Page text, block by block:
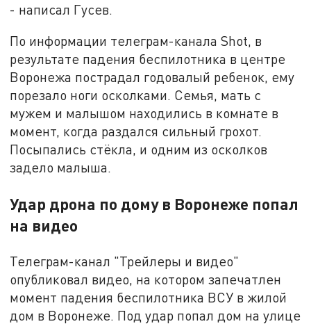
- написал Гусев.
По информации телеграм-канала Shot, в
результате падения беспилотника в центре
Воронежа пострадал годовалый ребенок, ему
порезало ноги осколками. Семья, мать с
мужем и малышом находились в комнате в
момент, когда раздался сильный грохот.
Посыпались стёкла, и одним из осколков
задело малыша.
Удар дрона по дому в Воронеже попал
на видео
Телеграм-канал "Трейлеры и видео"
опубликовал видео, на котором запечатлен
момент падения беспилотника ВСУ в жилой
дом в Воронеже. Под удар попал дом на улице